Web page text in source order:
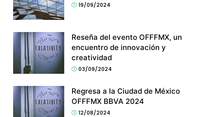
19/09/2024
Reseña del evento OFFFMX, un
encuentro de innovación y
creatividad
03/09/2024
Regresa a la Ciudad de México
OFFFMX BBVA 2024
12/08/2024